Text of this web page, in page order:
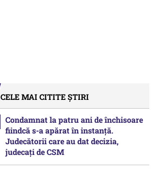
CELE MAI CITITE ȘTIRI
Condamnat la patru ani de închisoare
fiindcă s-a apărat în instanță.
Judecătorii care au dat decizia,
judecați de CSM